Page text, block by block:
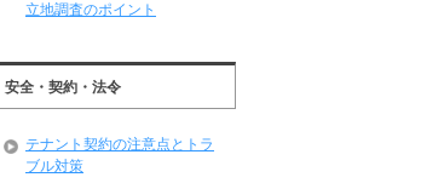
立地調査のポイント
安全・契約・法令
テナント契約の注意点とトラ
ブル対策